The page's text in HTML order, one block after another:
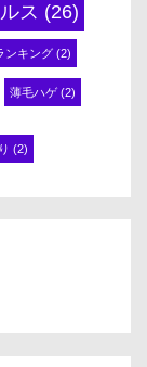
ス (26)
ンキング (2)
薄毛ハゲ(2)
(2)